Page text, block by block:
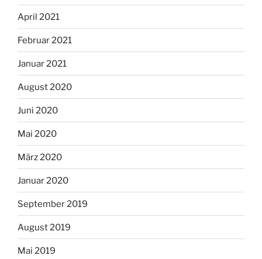
April 2021
Februar 2021
Januar 2021
August 2020
Juni 2020
Mai 2020
März 2020
Januar 2020
September 2019
August 2019
Mai 2019